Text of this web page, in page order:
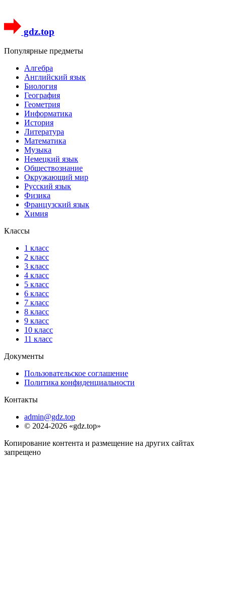
gdz.top
Популярные предметы
Алгебра
Английский язык
Биология
География
Геометрия
Информатика
История
Литература
Математика
Музыка
Немецкий язык
Обществознание
Окружающий мир
Русский язык
Физика
Французский язык
Химия
Классы
1 класс
2 класс
3 класс
4 класс
5 класс
6 класс
7 класс
8 класс
9 класс
10 класс
11 класс
Документы
Пользовательское соглашение
Политика конфиденциальности
Контакты
admin@gdz.top
© 2024-2026 «gdz.top»
Копирование контента и размещение на других сайтах
запрещено